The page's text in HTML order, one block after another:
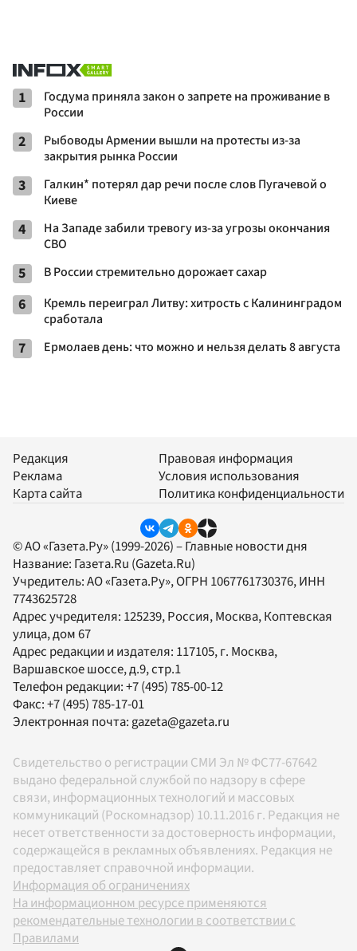
1
Госдума приняла закон о запрете на проживание в
России
2
Рыбоводы Армении вышли на протесты из-за
закрытия рынка России
3
Галкин* потерял дар речи после слов Пугачевой о
Киеве
4
На Западе забили тревогу из-за угрозы окончания
СВО
5 В России стремительно дорожает сахар
6
Кремль переиграл Литву: хитрость с Калининградом
сработала
7 Ермолаев день: что можно и нельзя делать 8 августа
Редакция
Реклама
Карта сайта
Правовая информация
Условия использования
Политика конфиденциальности
© АО «Газета.Ру» (1999-2026) – Главные новости дня
Название: Газета.Ru (Gazeta.Ru)
Учредитель:АО «Газета.Ру», ОГРН 1067761730376, ИНН
7743625728
Адрес учредителя: 125239, Россия, Москва, Коптевская
улица, дом 67
Адрес редакции и издателя: 117105, г. Москва,
Варшавское шоссе, д.9, стр.1
Телефон редакции:+7 (495) 785-00-12
Факс:+7 (495) 785-17-01
Электронная почта: gazeta@gazeta.ru
Свидетельство о регистрации СМИ Эл № ФС77-67642
выдано федеральной службой по надзору в сфере
связи, информационных технологий и массовых
коммуникаций (Роскомнадзор) 10.11.2016 г. Редакция не
несет ответственности за достоверность информации,
содержащейся в рекламных объявлениях. Редакция не
предоставляет справочной информации.
Информация об ограничениях
На информационном ресурсе применяются
рекомендательные технологии в соответствии с
Правилами